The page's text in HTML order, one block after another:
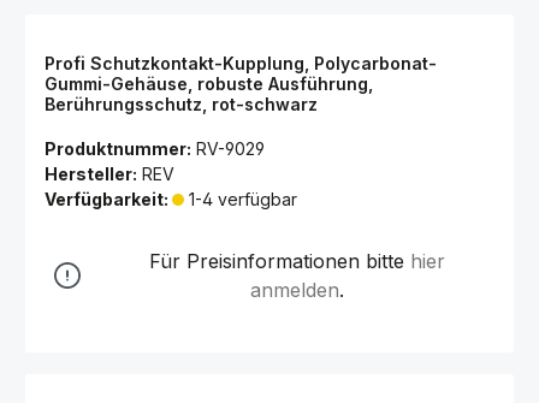
Profi Schutzkontakt-Kupplung, Polycarbonat-
Gummi-Gehäuse, robuste Ausführung,
Berührungsschutz, rot-schwarz
Produktnummer: RV-9029
Hersteller: REV
Verfügbarkeit:
1-4 verfügbar
Für Preisinformationen bitte hier
anmelden.